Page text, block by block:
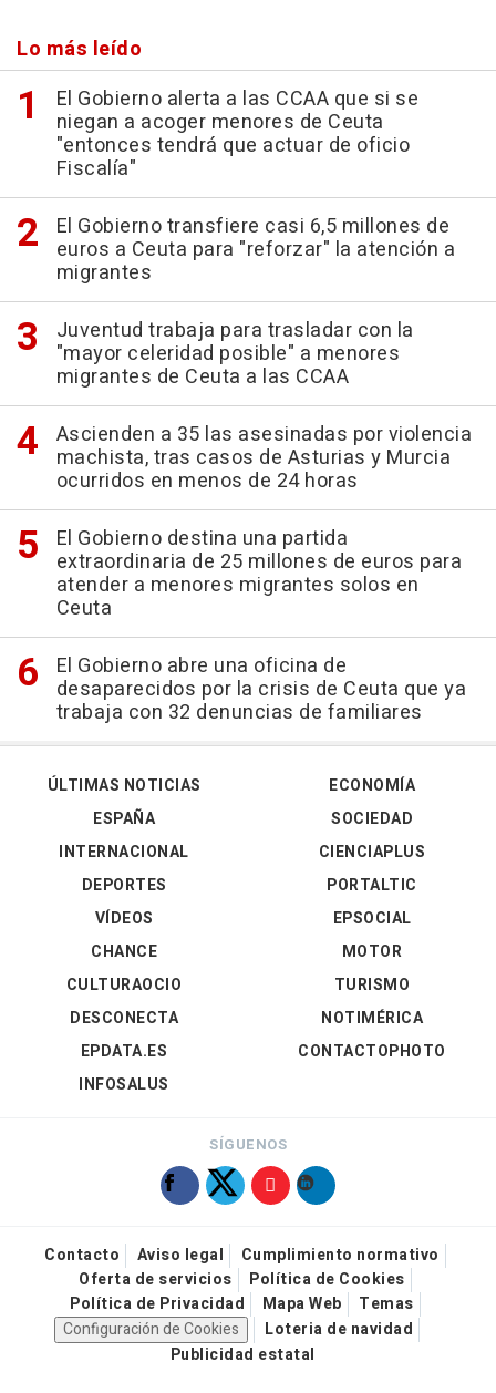
Lo más leído
El Gobierno alerta a las CCAA que si se
niegan a acoger menores de Ceuta
"entonces tendrá que actuar de oficio
Fiscalía"
El Gobierno transfiere casi 6,5 millones de
euros a Ceuta para "reforzar" la atención a
migrantes
Juventud trabaja para trasladar con la
"mayor celeridad posible" a menores
migrantes de Ceuta a las CCAA
Ascienden a 35 las asesinadas por violencia
machista, tras casos de Asturias y Murcia
ocurridos en menos de 24 horas
El Gobierno destina una partida
extraordinaria de 25 millones de euros para
atender a menores migrantes solos en
Ceuta
El Gobierno abre una oficina de
desaparecidos por la crisis de Ceuta que ya
trabaja con 32 denuncias de familiares
ÚLTIMAS NOTICIAS
ESPAÑA
INTERNACIONAL
DEPORTES
VÍDEOS
ECONOMÍA
SOCIEDAD
CIENCIAPLUS
PORTALTIC
EPSOCIAL
CHANCE
CULTURAOCIO
DESCONECTA
EPDATA.ES
INFOSALUS
MOTOR
TURISMO
NOTIMÉRICA
CONTACTOPHOTO
SÍGUENOS
Contacto Aviso legal
Cumplimiento normativo
Oferta de servicios
Política de Cookies
Política de Privacidad
Mapa Web
Temas
Configuración de Cookies
Loteria de navidad
Publicidad estatal